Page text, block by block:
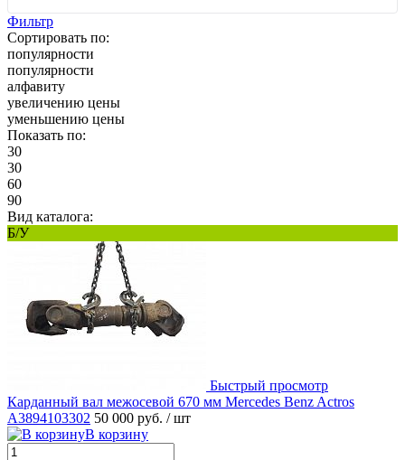
Фильтр
Сортировать по:
популярности
популярности
алфавиту
увеличению цены
уменьшению цены
Показать по:
30
30
60
90
Вид каталога:
Б/У
Быстрый просмотр
Карданный вал межосевой 670 мм Mercedes Benz Actros
A3894103302 50 000 руб. / шт
В корзину